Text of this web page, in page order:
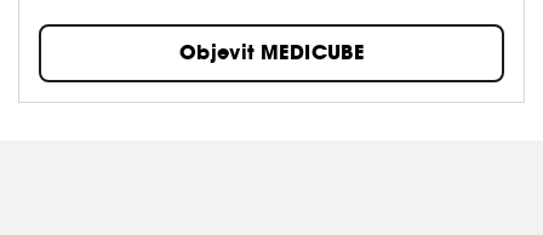
Objevit MEDICUBE